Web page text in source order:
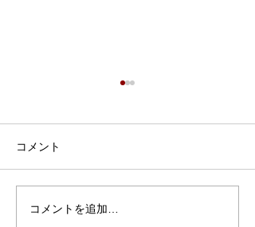
7月9日、Webおしゃべり会を
ふたごママ・パパ・プレママ
が参加されました。 今回も、
コメント
コメントを追加…